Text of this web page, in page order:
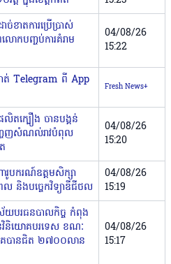
ខាតការប្រើប្រាស់
ោកបញ្ចប់ការគំរាម
04/08/26
15:22
ត់ Telegram ពី App
Fresh News+
លិតក្បឿង ចានបង្គន់
េញសំណល់រាវបំពុល
04/08/26
15:20
បករណ៍ឧត្តមសិក្សា
និងបច្ចេកវិទ្យាឌីជីថល
04/08/26
15:19
ស័យបរធនបាលកិច្ច កំពុង
វិនិយោគបរទេស ខណៈ
គបានជិត ២៧០០លាន
04/08/26
15:17